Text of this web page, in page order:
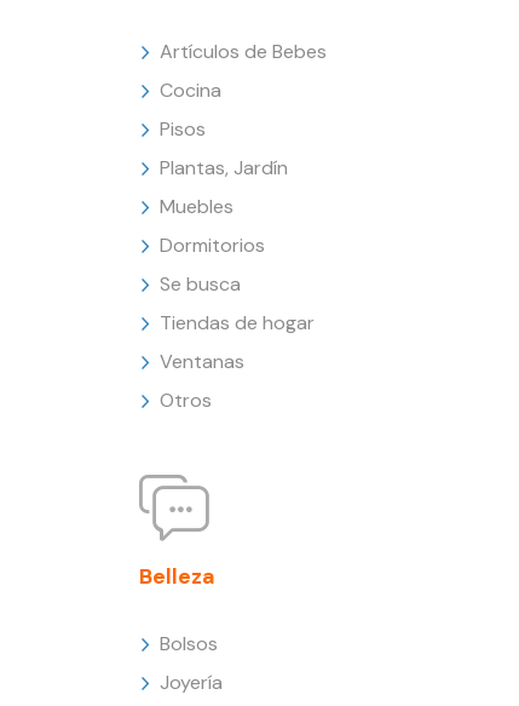
Artículos de Bebes
Cocina
Pisos
Plantas, Jardín
Muebles
Dormitorios
Se busca
Tiendas de hogar
Ventanas
Otros
Belleza
Bolsos
Joyería